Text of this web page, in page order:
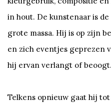
in hout. De kunstenaar is
grote massa. Hij is op zijn
en zich eventjes geprezen
hij ervan verlangt of beoogt.
Telkens opnieuw gaat hij